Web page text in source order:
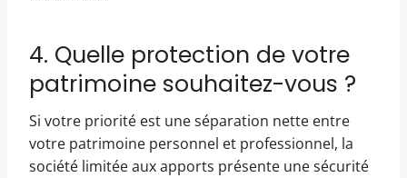
4. Quelle protection de votre
patrimoine souhaitez-vous ?
Si votre priorité est une séparation nette entre
votre patrimoine personnel et professionnel, la
société limitée aux apports présente une sécurité